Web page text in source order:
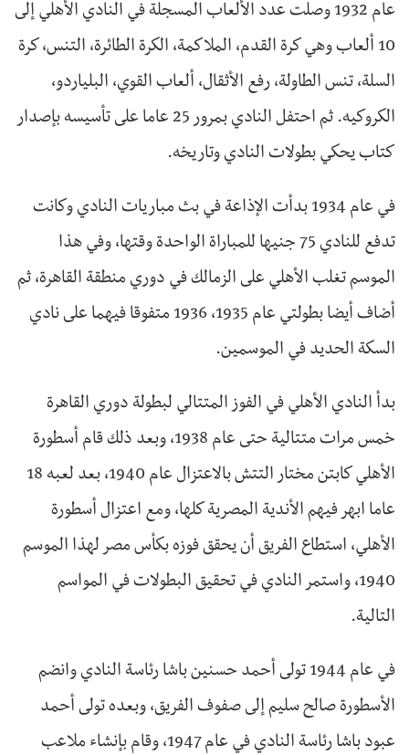
عام 1932 وصلت عدد الألعاب المسجلة في النادي الأهلي إلى
10 ألعاب وهي كرة القدم، الملاكمة، الكرة الطائرة، التنس، كرة
السلة، تنس الطاولة، رفع الأثقال، ألعاب القوي، البلياردو،
الكروكيه. ثم احتفل النادي بمرور 25 عاما على تأسيسه بإصدار
كتاب يحكي بطولات النادي وتاريخه.
في عام 1934 بدأت الإذاعة في بث مباريات النادي وكانت
تدفع للنادي 75 جنيها للمباراة الواحدة وقتها، وفي هذا
الموسم تغلب الأهلي على الزمالك في دوري منطقة القاهرة، ثم
أضاف أيضا بطولتي عام 1935، 1936 متفوقا فيهما على نادي
السكة الحديد في الموسمين.
بدأ النادي الأهلي في الفوز المتتالي لبطولة دوري القاهرة
خمس مرات متتالية حتى عام 1938، وبعد ذلك قام أسطورة
الأهلي كابتن مختار التتش بالاعتزال عام 1940، بعد لعبه 18
عاما ابهر فيهم الأندية المصرية كلها، ومع اعتزال أسطورة
الأهلي، استطاع الفريق أن يحقق فوزه بكأس مصر لهذا الموسم
1940، واستمر النادي في تحقيق البطولات في المواسم
التالية.
في عام 1944 تولى أحمد حسنين باشا رئاسة النادي وانضم
الأسطورة صالح سليم إلى صفوف الفريق، وبعده تولى أحمد
عبود باشا رئاسة النادي في عام 1947، وقام بإنشاء ملاعب